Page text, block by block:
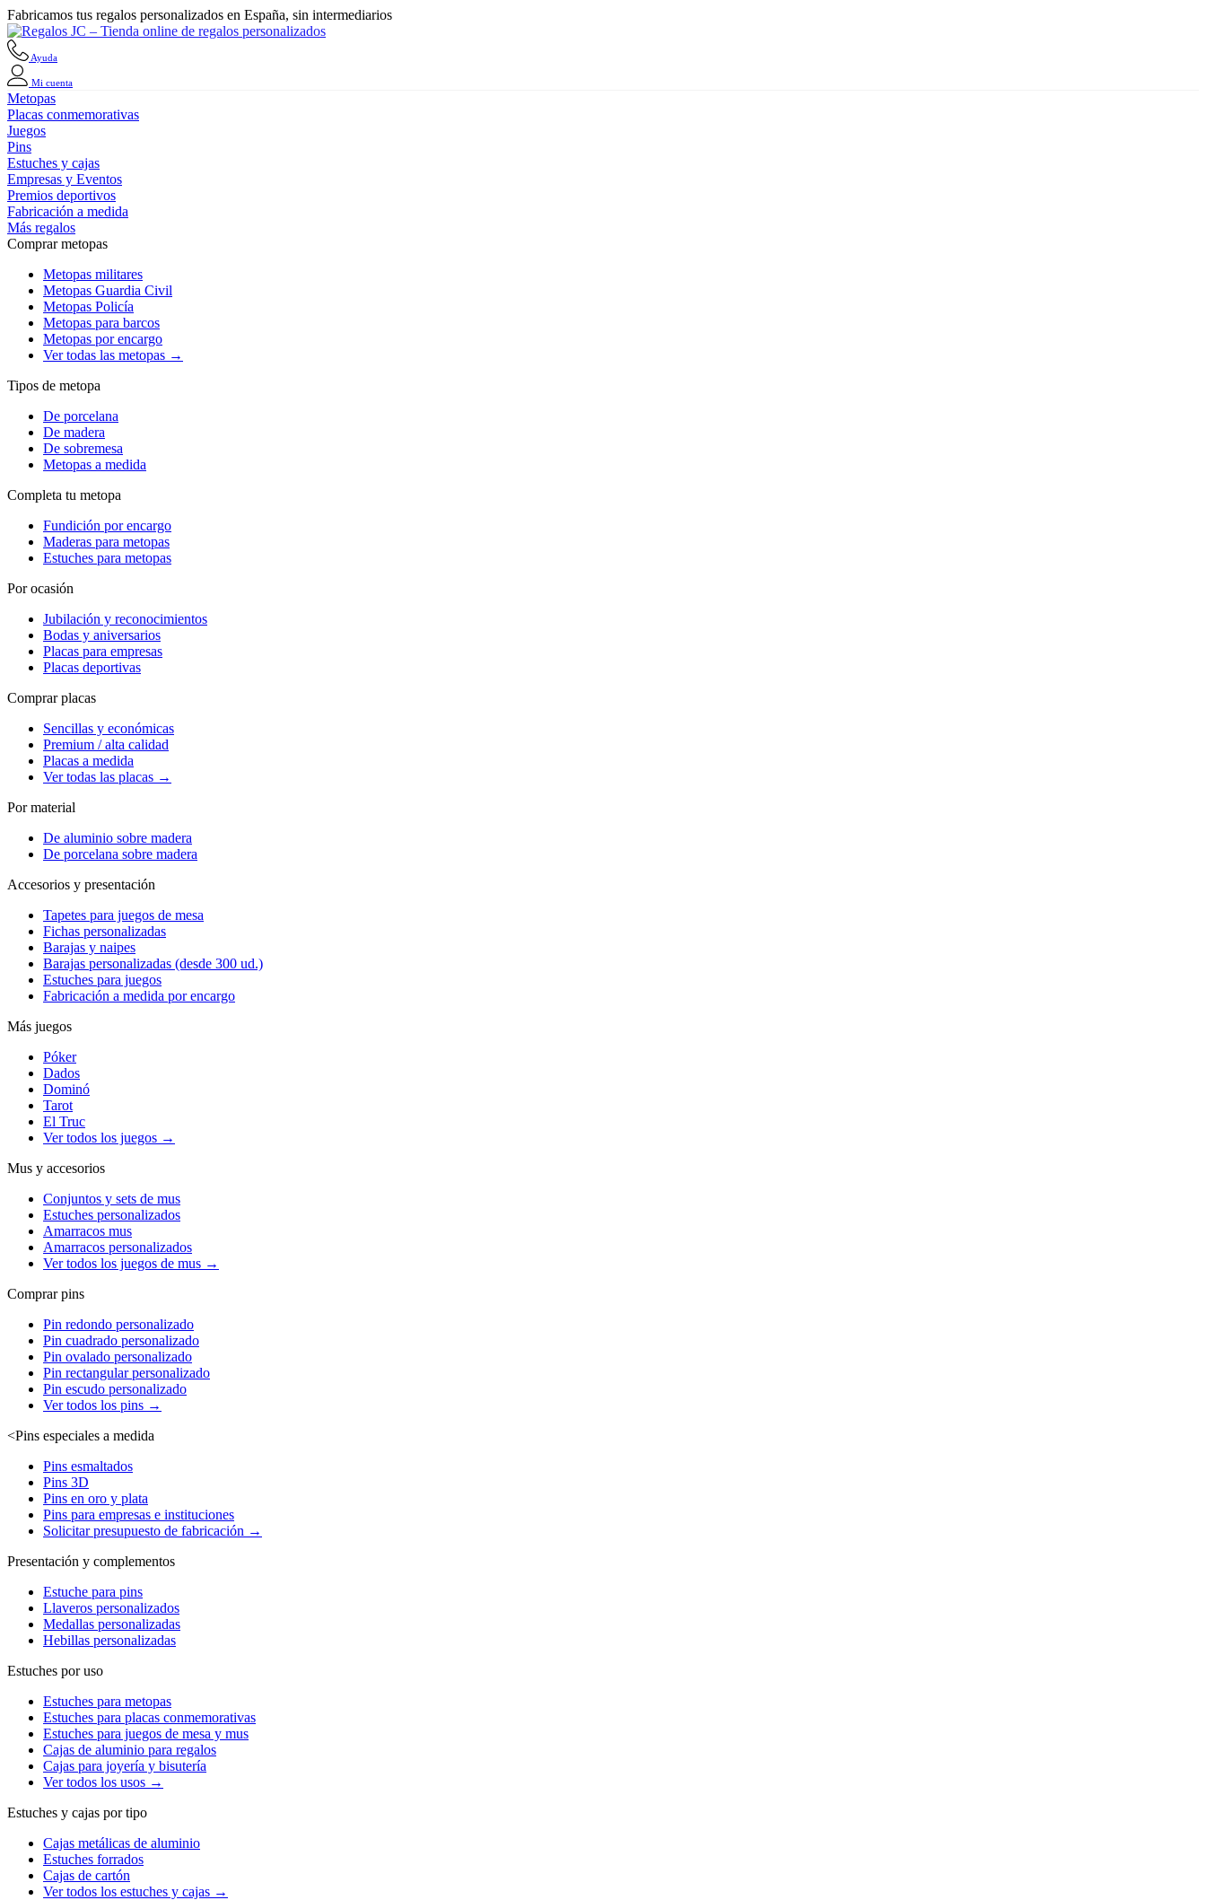
Fabricamos tus regalos personalizados en España, sin intermediarios
Ayuda
Mi cuenta
Metopas
Placas conmemorativas
Juegos
Pins
Estuches y cajas
Empresas y Eventos
Premios deportivos
Fabricación a medida
Más regalos
Comprar metopas
Metopas militares
Metopas Guardia Civil
Metopas Policía
Metopas para barcos
Metopas por encargo
Ver todas las metopas →
Tipos de metopa
De porcelana
De madera
De sobremesa
Metopas a medida
Completa tu metopa
Fundición por encargo
Maderas para metopas
Estuches para metopas
Por ocasión
Jubilación y reconocimientos
Bodas y aniversarios
Placas para empresas
Placas deportivas
Comprar placas
Sencillas y económicas
Premium / alta calidad
Placas a medida
Ver todas las placas →
Por material
De aluminio sobre madera
De porcelana sobre madera
Accesorios y presentación
Tapetes para juegos de mesa
Fichas personalizadas
Barajas y naipes
Barajas personalizadas (desde 300 ud.)
Estuches para juegos
Fabricación a medida por encargo
Más juegos
Póker
Dados
Dominó
Tarot
El Truc
Ver todos los juegos →
Mus y accesorios
Conjuntos y sets de mus
Estuches personalizados
Amarracos mus
Amarracos personalizados
Ver todos los juegos de mus →
Comprar pins
Pin redondo personalizado
Pin cuadrado personalizado
Pin ovalado personalizado
Pin rectangular personalizado
Pin escudo personalizado
Ver todos los pins →
<Pins especiales a medida
Pins esmaltados
Pins 3D
Pins en oro y plata
Pins para empresas e instituciones
Solicitar presupuesto de fabricación →
Presentación y complementos
Estuche para pins
Llaveros personalizados
Medallas personalizadas
Hebillas personalizadas
Estuches por uso
Estuches para metopas
Estuches para placas conmemorativas
Estuches para juegos de mesa y mus
Cajas de aluminio para regalos
Cajas para joyería y bisutería
Ver todos los usos →
Estuches y cajas por tipo
Cajas metálicas de aluminio
Estuches forrados
Cajas de cartón
Ver todos los estuches y cajas →